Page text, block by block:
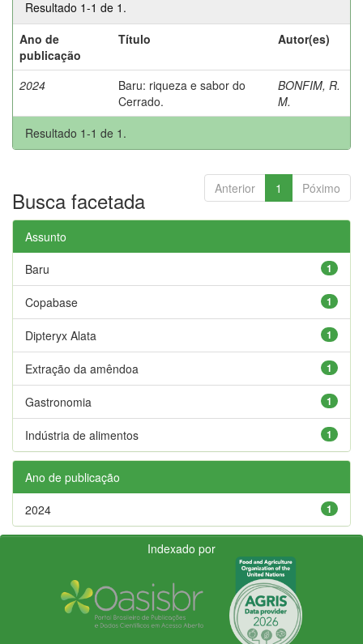
Resultado 1-1 de 1.
Ano de
publicação
Título Autor(es)
2024
Baru: riqueza e sabor do
Cerrado.
BONFIM, R.
M.
Resultado 1-1 de 1.
Anterior 1 Póximo
Busca facetada
Assunto
1
Baru
1
Copabase
1
Dipteryx Alata
1
Extração da amêndoa
1
Gastronomia
1
Indústria de alimentos
Ano de publicação
1
2024
Indexado por